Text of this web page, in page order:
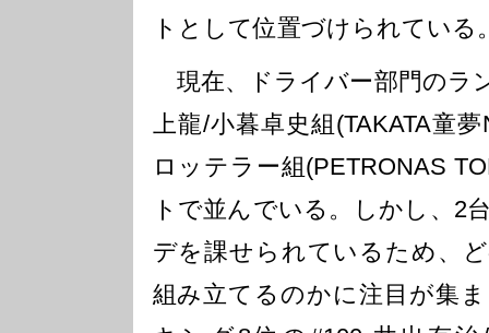
トとして位置づけられている
現在、ドライバー部門のラ
上龍/小暮卓史組(TAKATA童
ロッテラー組(PETRONAS
トで並んでいる。しかし、2
デを課せられているため、
組み立てるのかに注目が集